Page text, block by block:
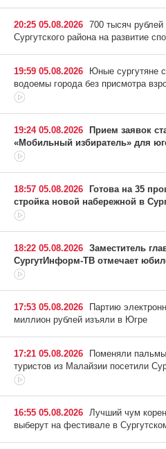
20:25 05.08.2026 700 тысяч
Сургутского района на развитие
19:59 05.08.2026
Юные сургутяне
водоемы города без присмотра
19:24 05.08.2026
Прием заявок
«Мобильный избиратель» для
18:57 05.08.2026
Готова на 35
стройка новой набережной в
18:22 05.08.2026 Заместитель
СургутИнформ-ТВ отмечает
17:53 05.08.2026
Партию
миллион рублей изъяли в Югре
17:21 05.08.2026
Поменяли
туристов из Малайзии посетили
16:55 05.08.2026 Лучший чум
выберут на фестивале в